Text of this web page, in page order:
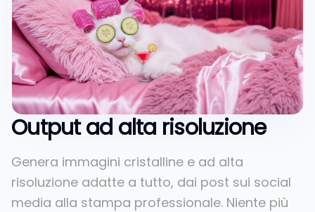
Output ad alta risoluzione
Genera immagini cristalline e ad alta
risoluzione adatte a tutto, dai post sui social
media alla stampa professionale. Niente più